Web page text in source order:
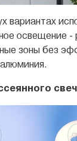
вариантах
освещение -
зоны без